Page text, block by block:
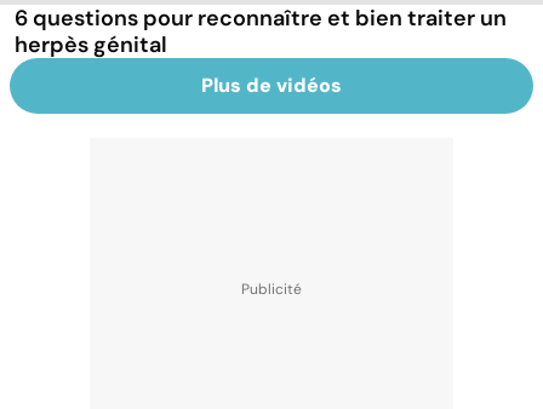
6 questions pour reconnaître et bien traiter un
herpès génital
Plus de vidéos